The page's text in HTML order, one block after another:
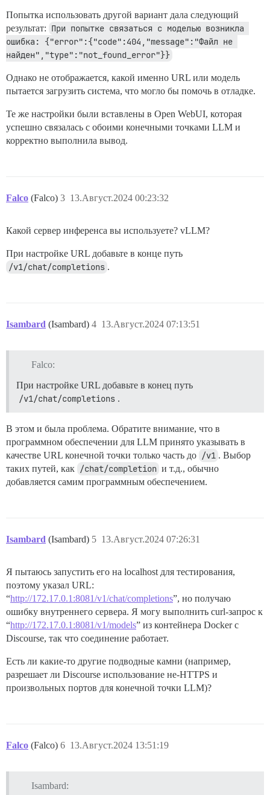
Попытка использовать другой вариант дала следующий
результат: При попытке связаться с моделью возникла
ошибка: {"error":{"code":404,"message":"Файл не
найден","type":"not_found_error"}}
Однако не отображается, какой именно URL или модель
пытается загрузить система, что могло бы помочь в отладке.
Те же настройки были вставлены в Open WebUI, которая
успешно связалась с обоими конечными точками LLM и
корректно выполнила вывод.
Falco (Falco) 13.Август.2024 00:23:32
3
Какой сервер инференса вы используете? vLLM?
При настройке URL добавьте в конце путь
/v1/chat/completions .
Isambard (Isambard) 13.Август.2024 07:13:51
4
Falco:
При настройке URL добавьте в конец путь
/v1/chat/completions .
В этом и была проблема. Обратите внимание, что в
программном обеспечении для LLM принято указывать в
качестве URL конечной точки только часть до /v1 . Выбор
таких путей, как /chat/completion и т.д., обычно
добавляется самим программным обеспечением.
Isambard (Isambard) 13.Август.2024 07:26:31
5
Я пытаюсь запустить его на localhost для тестирования,
поэтому указал URL:
“http://172.17.0.1:8081/v1/chat/completions”, но получаю
ошибку внутреннего сервера. Я могу выполнить curl-запрос к
“http://172.17.0.1:8081/v1/models” из контейнера Docker с
Discourse, так что соединение работает.
Есть ли какие-то другие подводные камни (например,
разрешает ли Discourse использование не-HTTPS и
произвольных портов для конечной точки LLM)?
Falco (Falco) 13.Август.2024 13:51:19
6
Isambard: